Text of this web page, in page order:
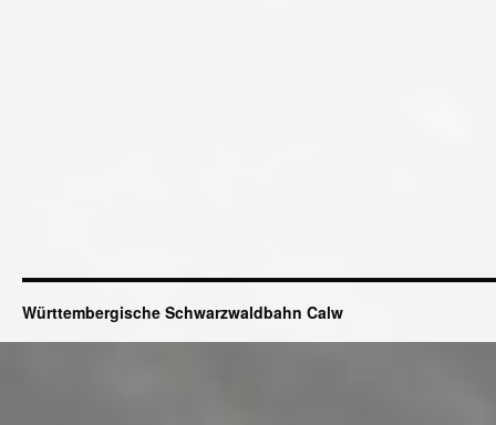
Württembergische Schwarzwaldbahn Calw